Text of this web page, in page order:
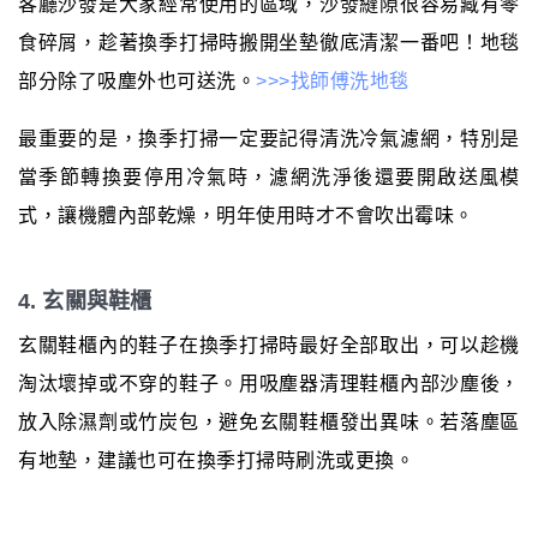
食碎屑，趁著換季打掃時搬開坐墊徹底清潔一番吧！地毯
部分除了吸塵外也可送洗。 >>>找師傅洗地毯
最重要的是，換季打掃一定要記得清洗冷氣濾網，特別是
當季節轉換要停用冷氣時，濾網洗淨後還要開啟送風模
式，讓機體內部乾燥，明年使用時才不會吹出霉味。
4. 玄關與鞋櫃
玄關鞋櫃內的鞋子在換季打掃時最好全部取出，可以趁機
淘汰壞掉或不穿的鞋子。用吸塵器清理鞋櫃內部沙塵後，
放入除濕劑或竹炭包，避免玄關鞋櫃發出異味。若落塵區
有地墊，建議也可在換季打掃時刷洗或更換。